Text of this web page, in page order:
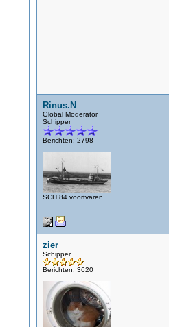
Rinus.N
Global Moderator
Schipper
Berichten: 2798
SCH 84 voortvaren
zier
Schipper
Berichten: 3620